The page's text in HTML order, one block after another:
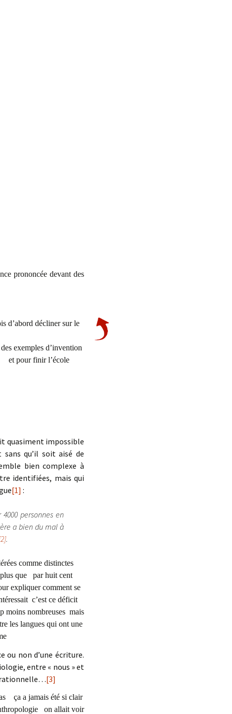
prononcée devant des
décliner sur le
exemples d’invention
finir l’école
quasiment impossible
qu’il soit aisé de
bien complexe à
identifiées, mais qui
[1] :
personnes en
a bien du mal à
.
comme distinctes
que par huit cent
expliquer comment se
c’est ce déficit
moins nombreuses mais
qui ont une
ou non d’une écriture.
entre « nous » et
rationnelle…[3]
ça a jamais été si clair
on allait voir